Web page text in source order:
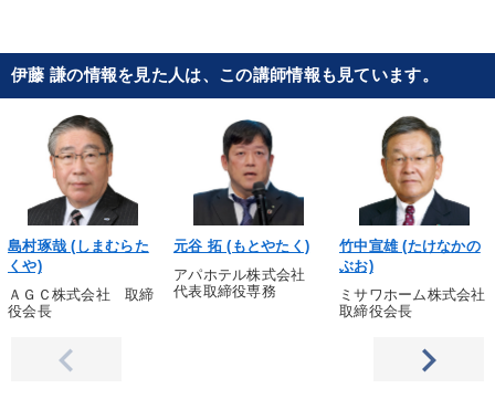
伊藤 謙の情報を見た人は、この講師情報も見ています。
島村琢哉 (しまむらた
くや)
ＡＧＣ株式会社 取締
役会長
元谷 拓 (もとやたく)
アパホテル株式会社
代表取締役専務
竹中宣雄 (たけなかの
ぶお)
ミサワホーム株式会社
取締役会長